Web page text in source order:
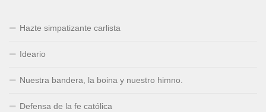
Hazte simpatizante carlista
Ideario
Nuestra bandera, la boina y nuestro himno.
Defensa de la fe católica